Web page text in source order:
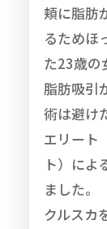
頬に脂肪
るためほ
た23歳の
脂肪吸引
術は避け
エリート
ト）によ
ました。
クルスカ